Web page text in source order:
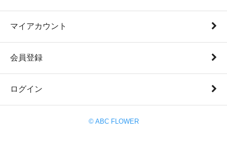
マイアカウント
会員登録
ログイン
© ABC FLOWER